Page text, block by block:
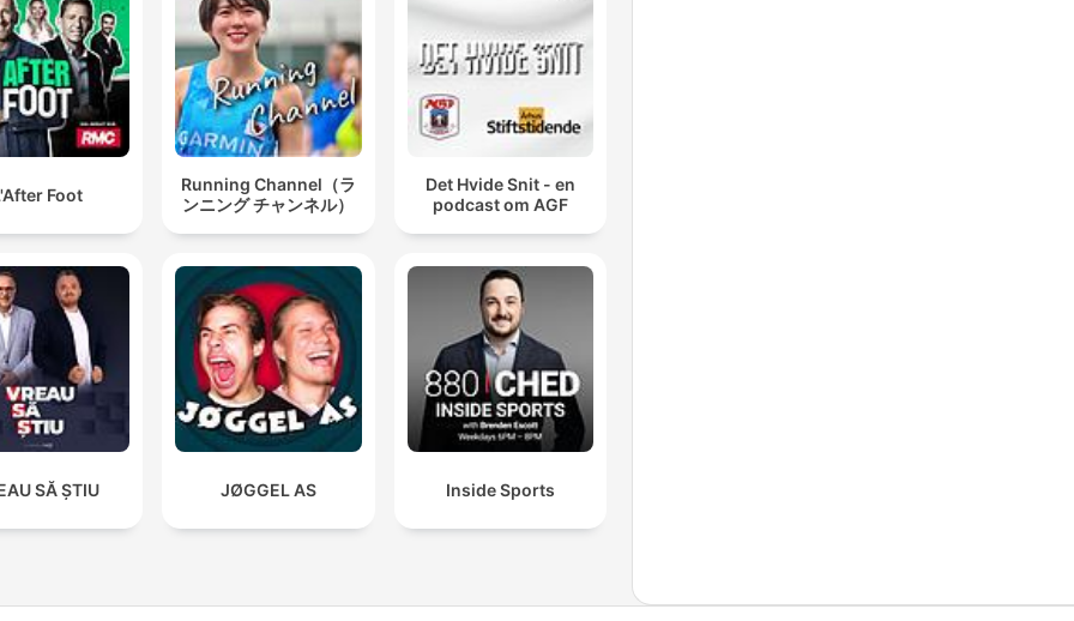
Foot
Running Channel（ラ
ンニング チャンネル）
Det Hvide Snit - en
podcast om AGF
SĂ ȘTIU JØGGEL AS Inside Sports